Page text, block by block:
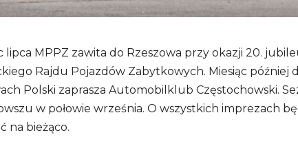
lipca MPPZ zawita do Rzeszowa przy okazji 20.
Rajdu Pojazdów Zabytkowych. Miesiąc później
Polski zaprasza Automobilklub Częstochowski.
w połowie września. O wszystkich imprezach
na bieżąco.